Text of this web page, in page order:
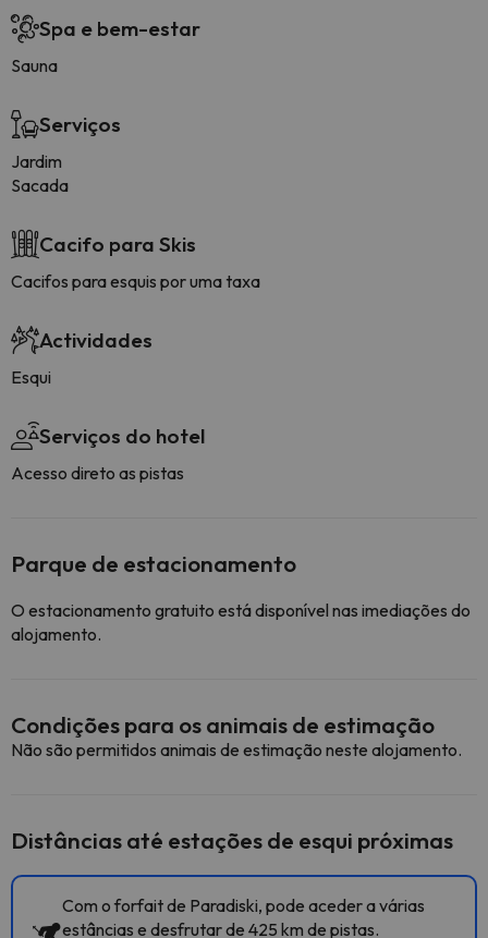
Spa e bem-estar
Sauna
Serviços
Jardim
Sacada
Cacifo para Skis
Cacifos para esquis por uma taxa
Actividades
Esqui
Serviços do hotel
Acesso direto as pistas
Parque de estacionamento
O estacionamento gratuito está disponível nas imediações do
alojamento.
Condições para os animais de estimação
Não são permitidos animais de estimação neste alojamento.
Distâncias até estações de esqui próximas
Com o forfait de Paradiski, pode aceder a várias
estâncias e desfrutar de 425 km de pistas.